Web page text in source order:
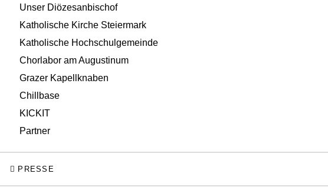
Unser Diözesanbischof
Katholische Kirche Steiermark
Katholische Hochschulgemeinde
Chorlabor am Augustinum
Grazer Kapellknaben
Chillbase
KICKIT
Partner
PRESSE